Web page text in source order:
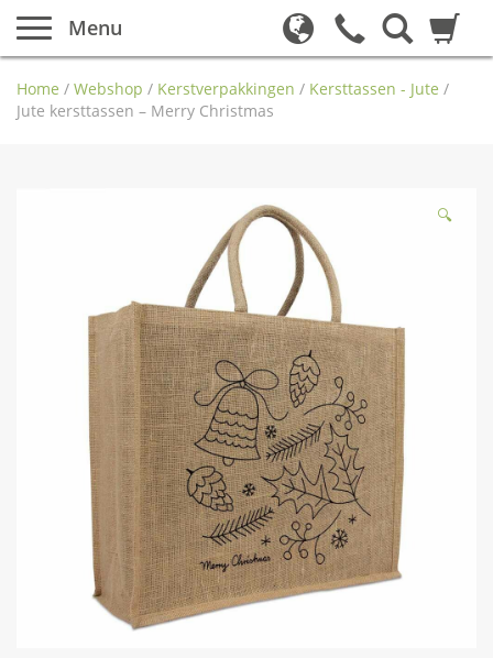
Menu
Home / Webshop / Kerstverpakkingen / Kersttassen - Jute /
Jute kersttassen – Merry Christmas
🔍